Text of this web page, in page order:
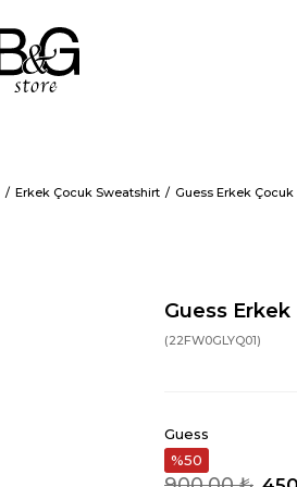
Erkek Çocuk Sweatshirt Guess Erkek
Guess
(22FW0GLYQ01)
Guess
50